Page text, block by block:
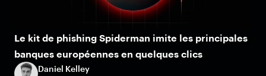
Le kit de phishing Spiderman imite les principales
banques européennes en quelques clics
Daniel Kelley